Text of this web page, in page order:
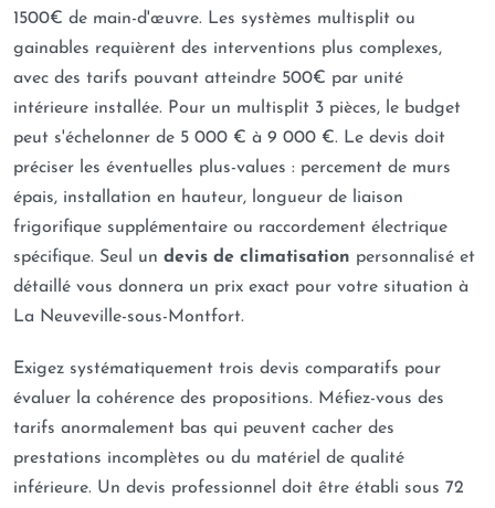
1500€ de main-d'œuvre. Les systèmes multisplit ou
gainables requièrent des interventions plus complexes,
avec des tarifs pouvant atteindre 500€ par unité
intérieure installée. Pour un multisplit 3 pièces, le budget
peut s'échelonner de 5 000 € à 9 000 €. Le devis doit
préciser les éventuelles plus-values : percement de murs
épais, installation en hauteur, longueur de liaison
frigorifique supplémentaire ou raccordement électrique
spécifique. Seul un devis de climatisation personnalisé et
détaillé vous donnera un prix exact pour votre situation à
La Neuveville-sous-Montfort.
Exigez systématiquement trois devis comparatifs pour
évaluer la cohérence des propositions. Méfiez-vous des
tarifs anormalement bas qui peuvent cacher des
prestations incomplètes ou du matériel de qualité
inférieure. Un devis professionnel doit être établi sous 72